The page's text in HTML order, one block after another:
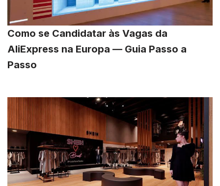
Como se Candidatar às Vagas da
AliExpress na Europa — Guia Passo a
Passo